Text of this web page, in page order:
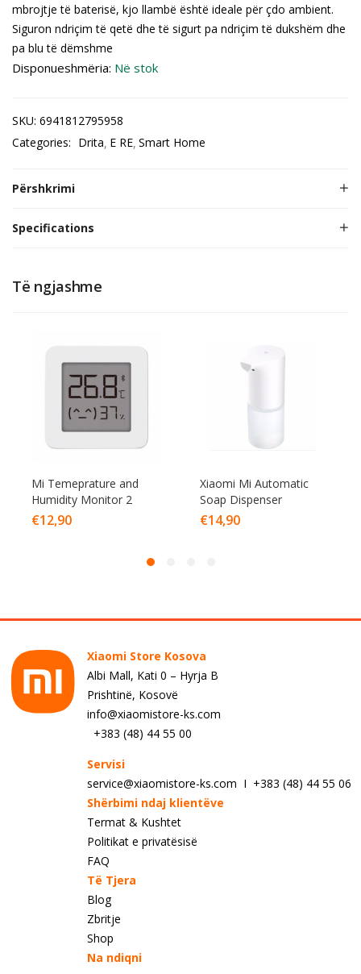
mbrojtje të baterisë, kjo llambë është ideale për çdo ambient.
Siguron ndriçim të qetë dhe të sigurt pa ndriçim të dukshëm dhe
pa blu të dëmshme
Disponueshmëria: Në stok
SKU: 6941812795958
Categories: Drita E RE Smart Home
Përshkrimi
Specifications
Të ngjashme
Mi Temeprature and
Humidity Monitor 2
€12,90
Xiaomi Mi Automatic
Soap Dispenser
€14,90
Xiaomi Store Kosova
Albi Mall, Kati 0 – Hyrja B
Prishtinë, Kosovë
info@xiaomistore-ks.com
+383 (48) 44 55 00
Servisi
service@xiaomistore-ks.com I +383 (48) 44 55 06
Shërbimi ndaj klientëve
Termat & Kushtet
Politikat e privatësisë
FAQ
Të Tjera
Blog
Zbritje
Shop
Na ndiqni